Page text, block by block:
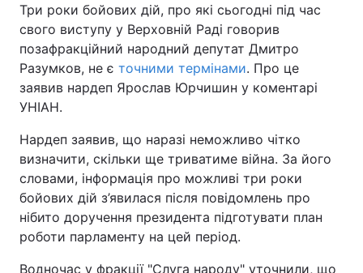
Три роки бойових дій, про які сьогодні під час
свого виступу у Верховній Раді говорив
позафракційний народний депутат Дмитро
Разумков, не є точними термінами. Про це
заявив нардеп Ярослав Юрчишин у коментарі
УНІАН.
Нардеп заявив, що наразі неможливо чітко
визначити, скільки ще триватиме війна. За його
словами, інформація про можливі три роки
бойових дій з’явилася після повідомлень про
нібито доручення президента підготувати план
роботи парламенту на цей період.
Водночас у фракції "Слуга народу" уточнили, що